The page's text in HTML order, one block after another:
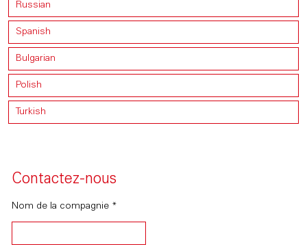
Russian
Spanish
Bulgarian
Polish
Turkish
Contactez-nous
Nom de la compagnie *